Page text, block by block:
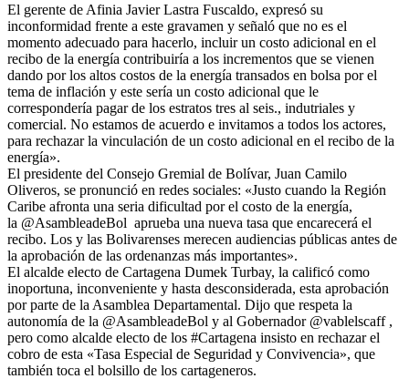
El gerente de Afinia Javier Lastra Fuscaldo, expresó su
inconformidad frente a este gravamen y señaló que no es el
momento adecuado para hacerlo, incluir un costo adicional en el
recibo de la energía contribuiría a los incrementos que se vienen
dando por los altos costos de la energía transados en bolsa por el
tema de inflación y este sería un costo adicional que le
correspondería pagar de los estratos tres al seis., indutriales y
comercial. No estamos de acuerdo e invitamos a todos los actores,
para rechazar la vinculación de un costo adicional en el recibo de la
energía».
El presidente del Consejo Gremial de Bolívar, Juan Camilo
Oliveros, se pronunció en redes sociales: «Justo cuando la Región
Caribe afronta una seria dificultad por el costo de la energía,
la @AsambleadeBol aprueba una nueva tasa que encarecerá el
recibo. Los y las Bolivarenses merecen audiencias públicas antes de
la aprobación de las ordenanzas más importantes».
El alcalde electo de Cartagena Dumek Turbay, la calificó como
inoportuna, inconveniente y hasta desconsiderada, esta aprobación
por parte de la Asamblea Departamental. Dijo que respeta la
autonomía de la @AsambleadeBol y al Gobernador @vablelscaff ,
pero como alcalde electo de los #Cartagena insisto en rechazar el
cobro de esta «Tasa Especial de Seguridad y Convivencia», que
también toca el bolsillo de los cartageneros.